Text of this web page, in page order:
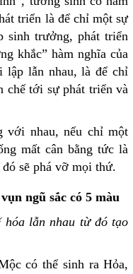
triển là để chỉ một sự
sinh trưởng, phát triển
khắc” hàm nghĩa của
lập lẫn nhau, là để chỉ
chế tới sự phát triển và
với nhau, nếu chỉ một
mất cân bằng tức là
sẽ phá vỡ mọi thứ.
ngũ sắc có 5 màu
lẫn nhau từ đó tạo
có thể sinh ra Hỏa,